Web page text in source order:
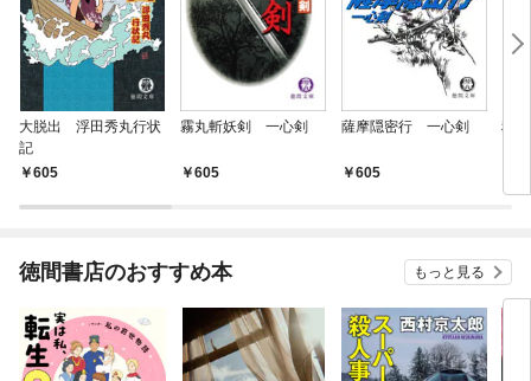
大脱出 浮田秀丸行状
記
605
霧丸斬妖剣 一心剣
605
薩摩隠密行 一心剣
605
秘
徳間書店のおすすめ本 もっと見る